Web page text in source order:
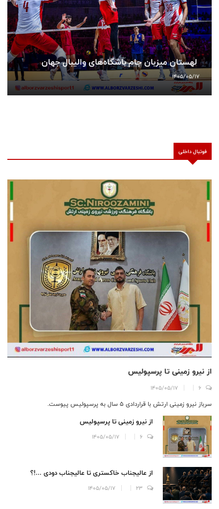
لهستان میزبان جام باشگاه‌های والیبال جهان
1405/05/17
فوتبال داخلی
از نیرو زمینی تا پرسپولیس
6
1405/05/17
سرباز نیرو زمینی ارتش با قراردادی 5 سال به پرسپولیس پیوست.
از نیرو زمینی تا پرسپولیس
6
1405/05/17
از عالیجناب خاکستری تا عالیجناب دودی ...!؟
23
1405/05/17